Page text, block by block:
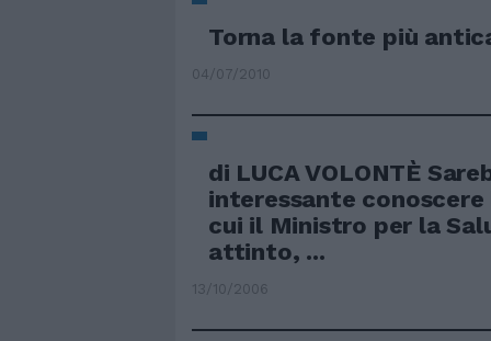
Torna la fonte più
04/07/2010
di LUCA VOLONTÈ
interessante
cui il Ministro per la
attinto, ...
13/10/2006